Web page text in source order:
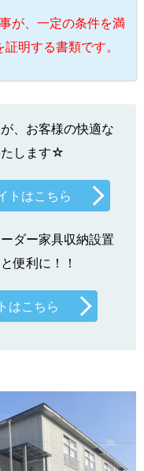
が、一定の条件を満
明する書類です。
、お客様の快適な
たします☆
トはこちら
ダー家具収納設置
便利に！！
はこちら